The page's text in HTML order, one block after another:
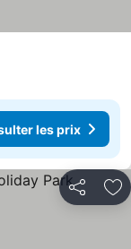
les prix
Partager